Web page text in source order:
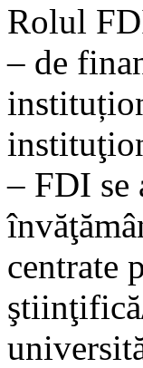
Rolul
– de
– FDI se
centrate